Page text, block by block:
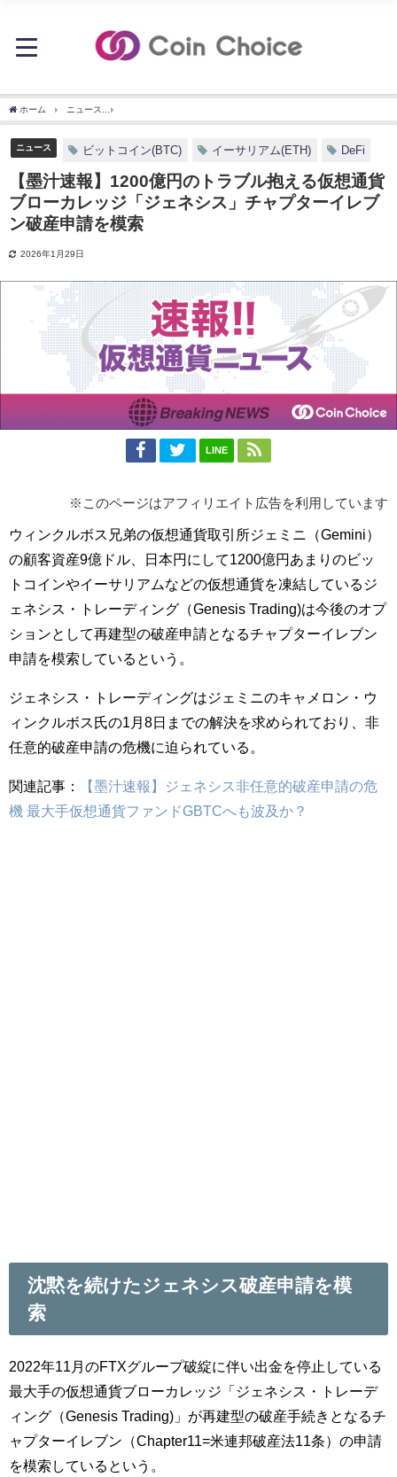
ホーム ニュース
ニュース ビットコイン(BTC) イーサリアム(ETH) DeFi
【墨汁速報】1200億円のトラブル抱える仮想通貨
ブローカレッジ「ジェネシス」チャプターイレブ
ン破産申請を模索
2026年1月29日
LINE
※このページはアフィリエイト広告を利用しています
ウィンクルボス兄弟の仮想通貨取引所ジェミニ（Gemini）
の顧客資産9億ドル、日本円にして1200億円あまりのビッ
トコインやイーサリアムなどの仮想通貨を凍結しているジ
ェネシス・トレーディング（Genesis Trading)は今後のオプ
ションとして再建型の破産申請となるチャプターイレブン
申請を模索しているという。
ジェネシス・トレーディングはジェミニのキャメロン・ウ
ィンクルボス氏の1月8日までの解決を求められており、非
任意的破産申請の危機に迫られている。
関連記事：
【墨汁速報】ジェネシス非任意的破産申請の危
機 最大手仮想通貨ファンドGBTCへも波及か？
沈黙を続けたジェネシス破産申請を模
索
2022年11月のFTXグループ破綻に伴い出金を停止している
最大手の仮想通貨ブローカレッジ「ジェネシス・トレーデ
ィング（Genesis Trading)」が再建型の破産手続きとなるチ
ャプターイレブン（Chapter11=米連邦破産法11条）の申請
を模索しているという。